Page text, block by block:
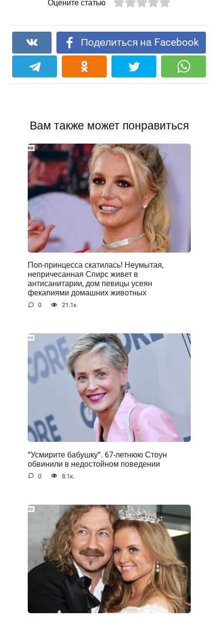
Оцените статью
Поделиться на Facebook
Вам также может понравиться
Поп-принцесса скатилась! Неумытая,
непричесанная Спирс живет в
антисанитарии, дом певицы усеян
фекаnиями домашних животных
0 21.1к.
“Усмирите бабушку”. 67-летнюю Стоун
обвинили в недостойном поведении
0 8.1к.